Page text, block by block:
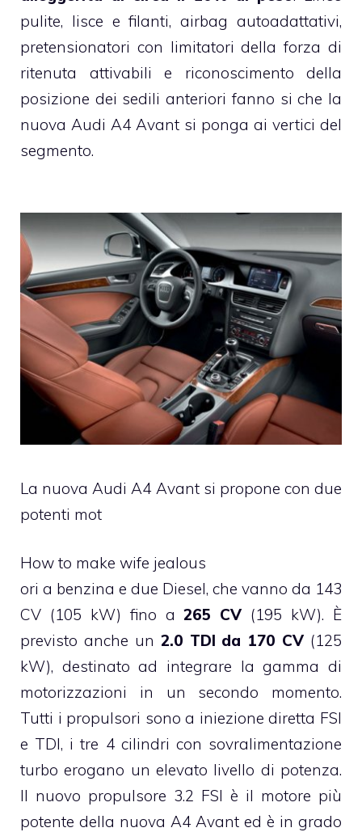
pulite, lisce e filanti, airbag autoadattativi,
pretensionatori con limitatori della forza di
ritenuta attivabili e riconoscimento della
posizione dei sedili anteriori fanno si che la
nuova Audi A4 Avant si ponga ai vertici del
segmento.
La nuova Audi A4 Avant si propone con due
potenti mot
How to make wife jealous
ori a benzina e due Diesel, che vanno da 143
CV (105 kW) fino a265 CV (195 kW). È
previsto anche un 2.0 TDI da 170 CV (125
kW), destinato ad integrare la gamma di
motorizzazioni in un secondo momento.
Tutti i propulsori sono a iniezione diretta FSI
e TDI, i tre 4 cilindri con sovralimentazione
turbo erogano un elevato livello di potenza.
Il nuovo propulsore 3.2 FSI è il motore più
potente della nuova A4 Avant ed è in grado